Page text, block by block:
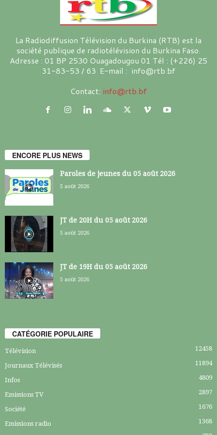
La Radiodiffusion Télévision du Burkina (RTB) est la
société publique de radiotélévision du Burkina Faso.
Adresse : 01 BP 2530 Ouagadougou 01 Tél : (+226) 25
31-83-53 / 63 E-mail : info@rtb.bf
Contact: info@rtb.bf
ENCORE PLUS NEWS
Paroles de jeunes du 05 août 2026
5 août 2026
JT de 20H du 05 août 2026
5 août 2026
JT de 19H du 05 août 2026
5 août 2026
CATÉGORIE POPULAIRE
Télévision 12458
Journaux Télévisés 11894
Infos 4809
Emissions TV 2897
Société 1676
Emissions radio 1368